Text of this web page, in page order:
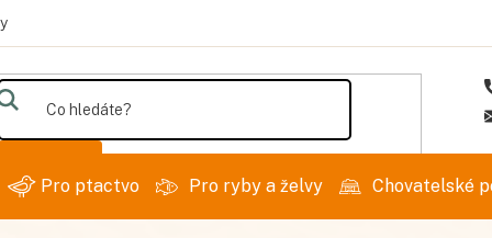
Pro ptactvo Pro ryby a želvy Chovatelské